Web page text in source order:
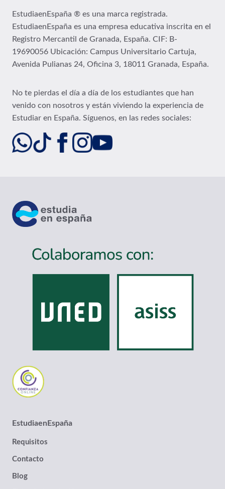
EstudiaenEspaña ® es una marca registrada.
EstudiaenEspaña es una empresa educativa inscrita en el
Registro Mercantil de Granada, España. CIF: B-
19690056 Ubicación: Campus Universitario Cartuja,
Avenida Pulianas 24, Oficina 3, 18011 Granada, España.
No te pierdas el día a día de los estudiantes que han
venido con nosotros y están viviendo la experiencia de
Estudiar en España. Síguenos, en las redes sociales:
EstudiaenEspaña
Requisitos
Contacto
Blog